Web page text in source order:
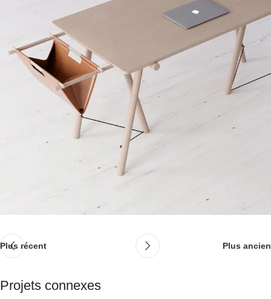
Plus récent Plus ancien
Projets connexes